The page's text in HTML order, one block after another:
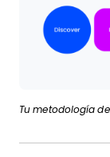
Tu metodología